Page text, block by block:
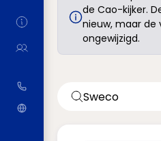
de Cao-kijker.
nieuw, maar de
ongewijzigd.